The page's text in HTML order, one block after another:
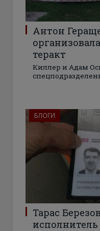
Антон
теракт
Киллер и Адам
БЛОГИ
Тарас